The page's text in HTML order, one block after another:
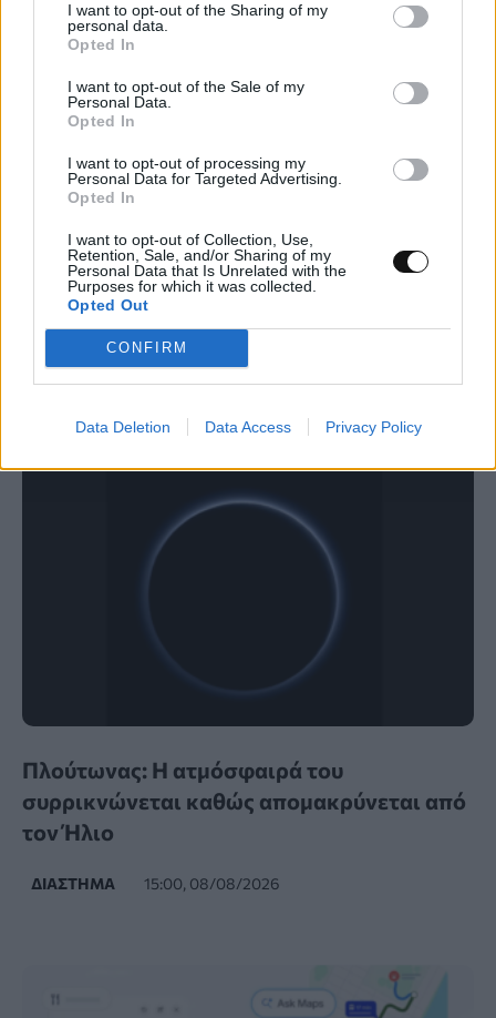
I want to opt-out of the Sharing of my
personal data.
Opted In
I want to opt-out of the Sale of my
Personal Data.
Opted In
I want to opt-out of processing my
Personal Data for Targeted Advertising.
Opted In
I want to opt-out of Collection, Use,
Retention, Sale, and/or Sharing of my
Personal Data that Is Unrelated with the
Purposes for which it was collected.
Opted Out
CONFIRM
Data Deletion Data Access Privacy Policy
Η Anthropic βελτιώνει τα φίλτρα
ασφαλείας της βιολογίας του Claude Fable
5 για τη μείωση των ψευδών θετικών
αποτελεσμάτων
Πλούτωνας: Η ατμόσφαιρά του
συρρικνώνεται καθώς απομακρύνεται από
τον Ήλιο
ΔΙΆΣΤΗΜΑ 15:00, 08/08/2026